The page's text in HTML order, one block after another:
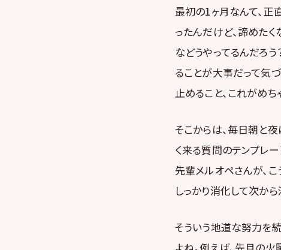
最初の1ヶ月なんて、正
ったんだけど、諦めたく
などうやってるんだろう
ることが大事だって気
止めること、これがめ
そこからは、毎日朝と
く来る質問のテンプレ
先輩メルオペさんが、
しっかり消化して次か
そういう地道な努力を